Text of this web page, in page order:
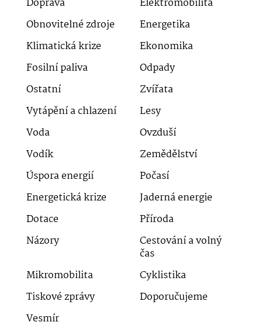
Obnovitelné zdroje
Energetika
Klimatická krize
Ekonomika
Fosilní paliva
Odpady
Ostatní
Zvířata
Vytápění a chlazení
Lesy
Voda
Ovzduší
Vodík
Zemědělství
Úspora energií
Počasí
Energetická krize
Jaderná energie
Dotace
Příroda
Názory
Cestování a volný
čas
Mikromobilita
Cyklistika
Tiskové zprávy
Doporučujeme
Vesmír